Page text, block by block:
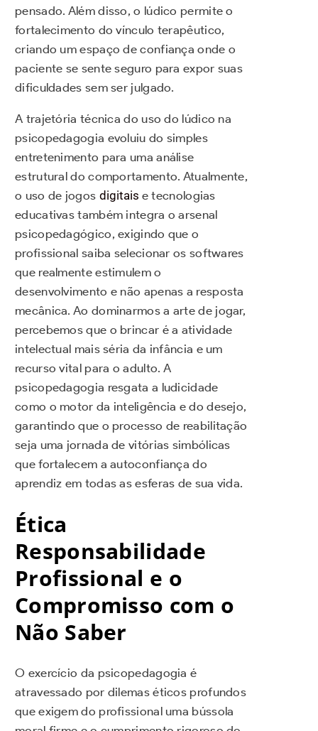
pensado. Além disso, o lúdico permite o
fortalecimento do vínculo terapêutico,
criando um espaço de confiança onde o
paciente se sente seguro para expor suas
dificuldades sem ser julgado.
A trajetória técnica do uso do lúdico na
psicopedagogia evoluiu do simples
entretenimento para uma análise
estrutural do comportamento. Atualmente,
o uso de jogos digitais e tecnologias
educativas também integra o arsenal
psicopedagógico, exigindo que o
profissional saiba selecionar os softwares
que realmente estimulem o
desenvolvimento e não apenas a resposta
mecânica. Ao dominarmos a arte de jogar,
percebemos que o brincar é a atividade
intelectual mais séria da infância e um
recurso vital para o adulto. A
psicopedagogia resgata a ludicidade
como o motor da inteligência e do desejo,
garantindo que o processo de reabilitação
seja uma jornada de vitórias simbólicas
que fortalecem a autoconfiança do
aprendiz em todas as esferas de sua vida.
Ética
Responsabilidade
Profissional e o
Compromisso com o
Não Saber
O exercício da psicopedagogia é
atravessado por dilemas éticos profundos
que exigem do profissional uma bússola